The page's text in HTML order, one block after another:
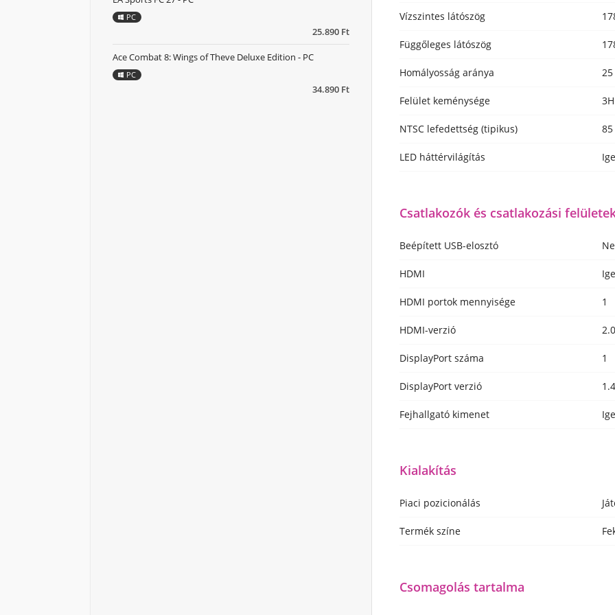
Vízszintes látószög
Függőleges látószög
Homályosság aránya 25
Felület keménysége 3H
NTSC lefedettség (tipikus) 85
LED háttérvilágítás
Csatlakozók és csatlakozási
Beépített USB-elosztó
HDMI
HDMI portok mennyisége 1
HDMI-verzió 2.0
DisplayPort száma 1
DisplayPort verzió 1.4
Fejhallgató kimenet
Kialakítás
Piaci pozicionálás
Termék színe
Csomagolás tartalma
25.890 Ft
PC
34.890 Ft
Ace Combat 8: Wings of Theve Deluxe Edition - PC
PC